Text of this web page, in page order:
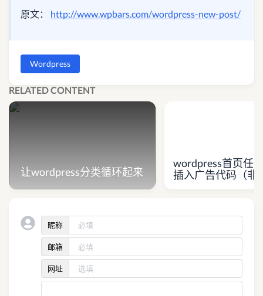
原文： http://www.wpbars.com/wordpress-new-post/
Wordpress
RELATED CONTENT
让wordpress分类循环起来
wordpress首页任
插入广告代码（非
昵称
邮箱
网址